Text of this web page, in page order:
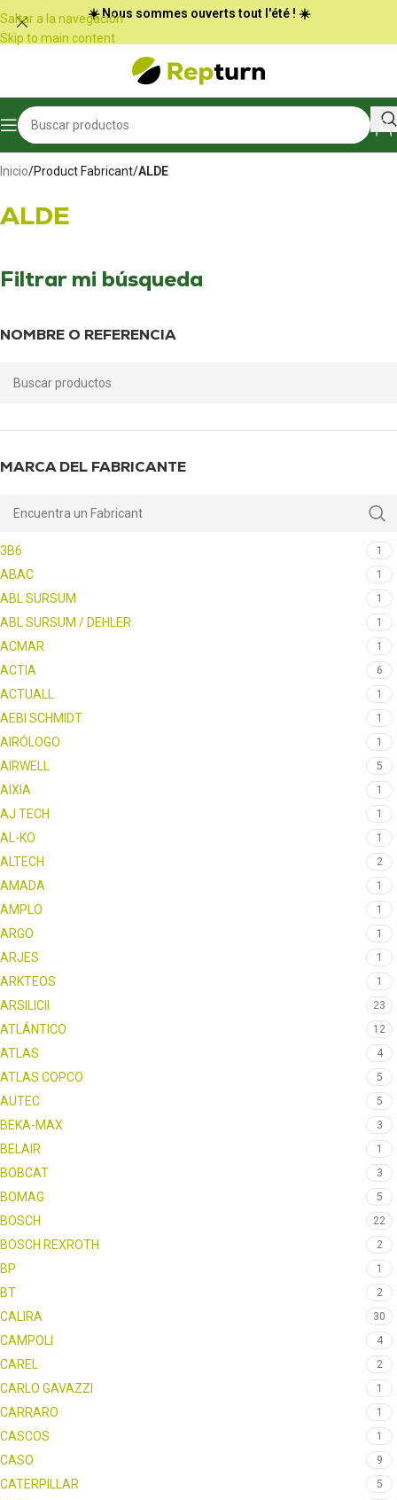
Panel de gestión de cookies
Saltar a la navegación
Skip to main content
☀️ Nous sommes ouverts tout l'été ! ☀️
Inicio/Product Fabricant/ALDE
ALDE
Filtrar mi búsqueda
NOMBRE O REFERENCIA
MARCA DEL FABRICANTE
3B6 1
ABAC 1
ABL SURSUM 1
ABL SURSUM / DEHLER 1
ACMAR 1
ACTIA 6
ACTUALL 1
AEBI SCHMIDT 1
AIRÓLOGO 1
AIRWELL 5
AIXIA 1
AJ TECH 1
AL-KO 1
ALTECH 2
AMADA 1
AMPLO 1
ARGO 1
ARJES 1
ARKTEOS 1
ARSILICII 23
ATLÁNTICO 12
ATLAS 4
ATLAS COPCO 5
AUTEC 5
BEKA-MAX 3
BELAIR 1
BOBCAT 3
BOMAG 5
BOSCH 22
BOSCH REXROTH 2
BP 1
BT 2
CALIRA 30
CAMPOLI 4
CAREL 2
CARLO GAVAZZI 1
CARRARO 1
CASCOS 1
CASO 9
CATERPILLAR 5